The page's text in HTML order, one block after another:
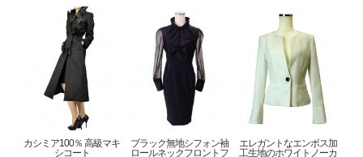
カシミア100％ 高級マキ
シコート
ブラック無地シフォン袖
ロールネックフロントフ
エレガントなエンボス加
工生地のホワイトノーカ